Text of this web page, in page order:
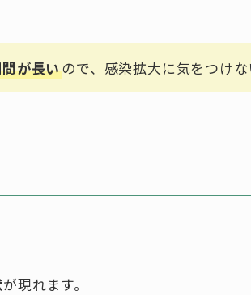
が長いので、感染拡大に気をつけ
が現れます。